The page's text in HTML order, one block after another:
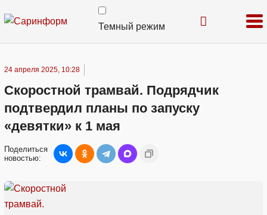
Темный режим
24 апреля 2025, 10:28
Скоростной трамвай. Подрядчик
подтвердил планы по запуску
«девятки» к 1 мая
Поделиться
новостью: